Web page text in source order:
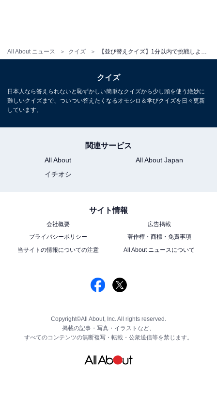
All About ニュース クイズ 【並び替えクイズ】1分以内で挑戦しよう！「こ う も ぐ ろ」を並び替えると？
クイズ
日本人なら答えられないと恥ずかしい簡単なクイズから少し頭を使う絶妙に
難しいクイズまで、ついつい答えたくなるオモシロ＆学びクイズを日々更新
しています。
関連サービス
All About
All About Japan
イチオシ
サイト情報
会社概要
広告掲載
プライバシーポリシー
著作権・商標・免責事項
当サイトの情報についての注意
All About ニュースについて
Copyright©All About, Inc. All rights reserved.
掲載の記事・写真・イラストなど、
すべてのコンテンツの無断複写・転載・公衆送信等を禁じます。